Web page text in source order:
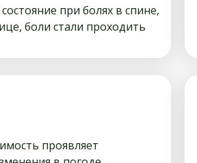
при болях в спине,
боли стали проходить
проявляет